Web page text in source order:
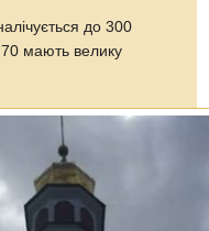
до 300
70 мають велику